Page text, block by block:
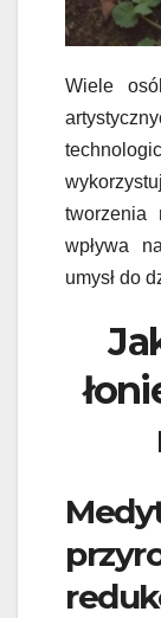
Wiele
tworzenia
wpływa
umysł do